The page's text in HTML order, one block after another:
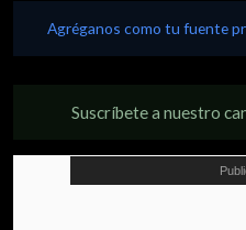
Agréganos como tu fuente
Suscríbete a nuestro